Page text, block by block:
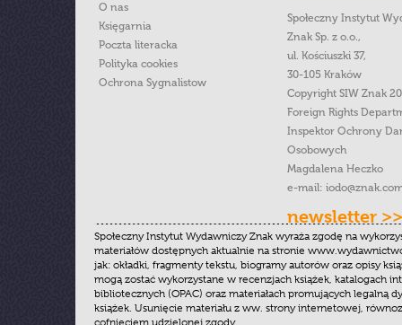
O nas
Księgarnia
Poczta literacka
Polityka cookies
Ochrona Sygnalistow
Społeczny Instytut
Znak Sp. z o.o.,
ul. Kościuszki 37,
30-105 Kraków
Copyright SIW Znak
Foreign Rights
Inspektor Ochrony
Osobowych
Magdalena Heczko
e-mail:
newsletter >>
Społeczny Instytut Wydawniczy Znak wyraża zgodę na
materiałów dostępnych aktualnie na stronie
jak: okładki, fragmenty tekstu, biogramy autorów oraz opisy
mogą zostać wykorzystane w recenzjach książek, katalogach
bibliotecznych (OPAC) oraz materiałach promujących legalną
książek. Usunięcie materiału z ww. strony internetowej,
cofnięciem udzielonej zgody.